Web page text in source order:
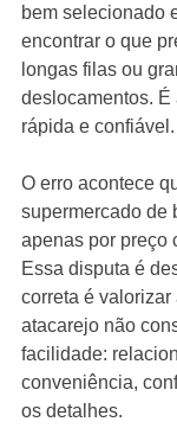
bem selecionado
encontrar o que
longas filas ou
deslocamentos. É
rápida e confiável.
O erro acontece
supermercado de
apenas por preço
Essa disputa é
correta é
atacarejo não
facilidade:
conveniência,
os detalhes.